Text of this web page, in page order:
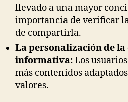
llevado a una mayor
importancia de verificar
de compartirla.
La personalización de
informativa:Los
más contenidos
valores.